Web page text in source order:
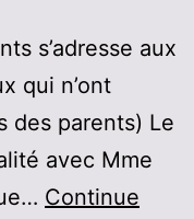
s’adresse aux
qui n’ont
des parents) Le
avec Mme
Continue